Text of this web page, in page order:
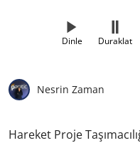
Dinle Duraklat
Nesrin Zaman
Hareket Proje